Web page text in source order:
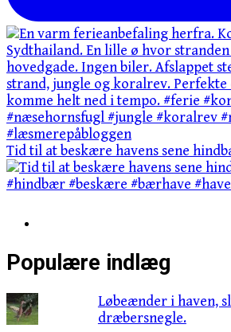
Tid til at beskære havens sene
Populære indlæg
Løbeænder i haven,
dræbersnegle.